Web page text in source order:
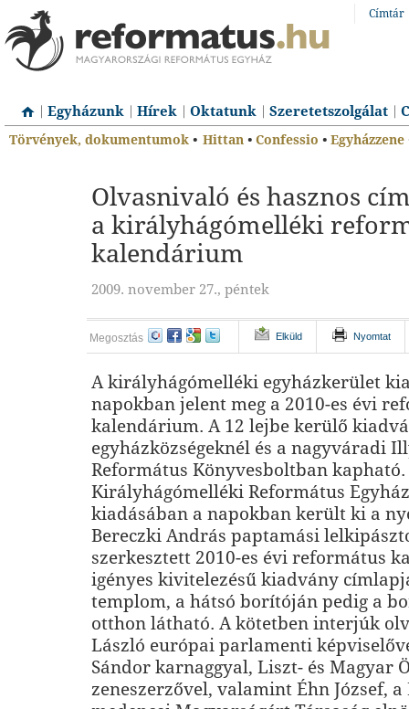
Címtár
Egyházunk Hírek Oktatunk Szeretetszolgálat
Törvények, dokumentumok • Hittan • Confessio • Egyházzene
Olvasnivaló és hasznos
a királyhágómelléki
kalendárium
2009. november 27., péntek
Megosztás Elküld Nyomtat
A királyhágómelléki egyházkerület
napokban jelent meg a 2010-es évi
kalendárium. A 12 lejbe kerülő
egyházközségeknél és a nagyváradi
Református Könyvesboltban kapható.
Királyhágómelléki Református
kiadásában a napokban került ki a
Bereczki András paptamási
szerkesztett 2010-es évi református
igényes kivitelezésű kiadvány
templom, a hátsó borítóján pedig a
otthon látható. A kötetben interjúk
László európai parlamenti
Sándor karnaggyal, Liszt- és Magyar
zeneszerzővel, valamint Éhn József,